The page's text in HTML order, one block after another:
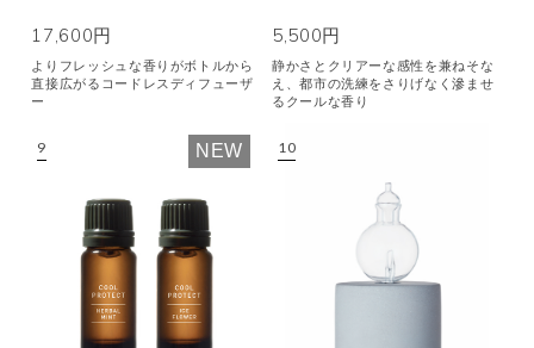
17,600円
よりフレッシュな香りがボトルから
直接広がるコードレスディフューザ
ー
5,500円
静かさとクリアーな感性を兼ねそな
え、都市の洗練をさりげなく滲ませ
るクールな香り
NEW